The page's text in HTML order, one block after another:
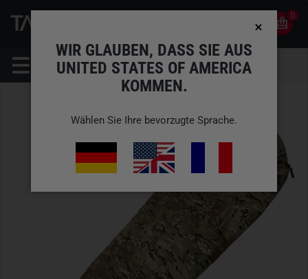
0
WIR GLAUBEN, DASS SIE AUS
UNITED STATES OF AMERICA
KOMMEN.
Wählen Sie Ihre bevorzugte Sprache.